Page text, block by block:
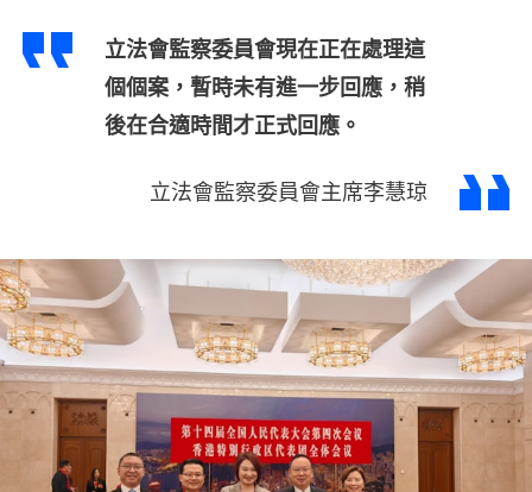
立法會監察委員會現在正在處理這
個個案，暫時未有進一步回應，稍
後在合適時間才正式回應。
立法會監察委員會主席李慧琼